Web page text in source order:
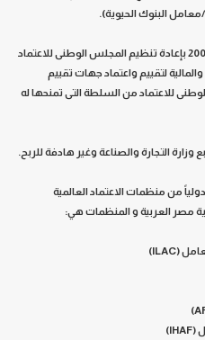
البنوك الحيوية)
كما صدر القرار الجمهورى رقم 248 لسنة 2006 بإعادة تنظيم المجلس الوطنى للاعتماد
لتقييم واعتماد جهات تقييم
للاعتماد من السلطة التى تمنحها له
التجارة والصناعة وغير هادفة للربح
من منظمات الاعتماد العالمية
مصر العربية و المنظمات هي:
(
ILAC
)
)
(
IHAF
)